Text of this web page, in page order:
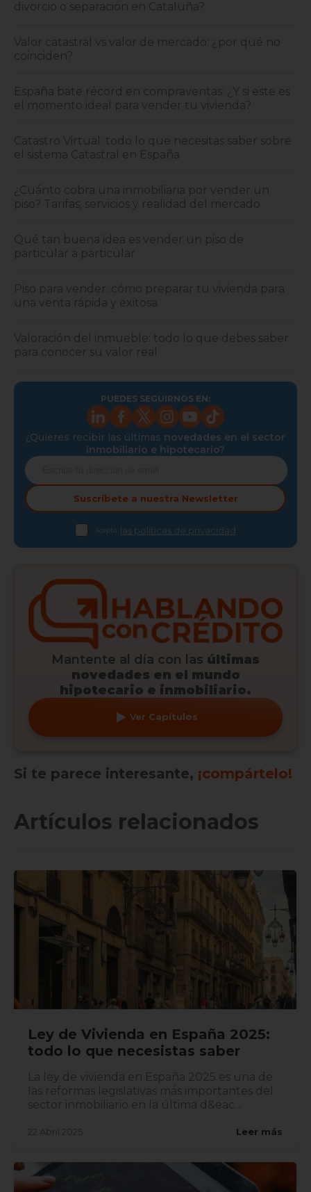
divorcio o separación en Cataluña?
Valor catastral vs valor de mercado: ¿por qué no
coinciden?
España bate récord en compraventas: ¿Y si este es
el momento ideal para vender tu vivienda?
Catastro Virtual: todo lo que necesitas saber sobre
el sistema Catastral en España
¿Cuánto cobra una inmobiliaria por vender un
piso? Tarifas, servicios y realidad del mercado
Qué tan buena idea es vender un piso de
particular a particular
Piso para vender: cómo preparar tu vivienda para
una venta rápida y exitosa
Valoración del inmueble: todo lo que debes saber
para conocer su valor real
PUEDES SEGUIRNOS EN:
¿Quieres recibir las últimas novedades en el sector
inmobiliario e hipotecario?
Suscríbete a nuestra Newsletter
Acepto las políticas de privacidad
Mantente al día con las últimas
novedades en el mundo
hipotecario e inmobiliario.
Ver Capítulos
Si te parece interesante, ¡compártelo!
Artículos relacionados
Ley de Vivienda en España 2025:
todo lo que necesistas saber
La ley de vivienda en España 2025 es una de
las reformas legislativas más importantes del
sector inmobiliario en la última d&eac...
22 Abril 2025 Leer más